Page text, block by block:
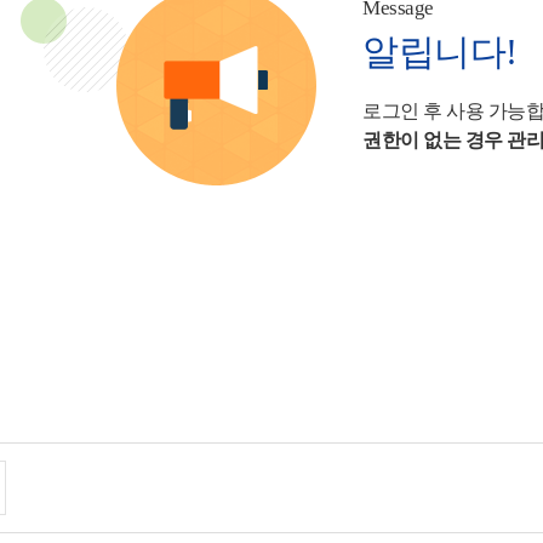
Message
알립니다!
로그인 후 사용 가능